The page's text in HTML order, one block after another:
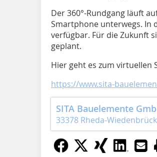
Der 360°-Rundgang läuft
Smartphone unterwegs. In
verfügbar. Für die Zukunft
geplant.
Hier geht es zum virtuellen
https://www.sita-
SITA Bauelemente
33378 Rheda-Wiedenbrück